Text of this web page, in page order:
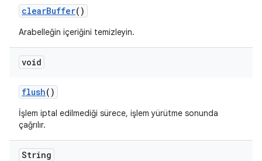
clearBuffer()
Arabelleğin içeriğini temizleyin.
void
flush()
İşlem iptal edilmediği sürece, işlem yürütme sonunda
çağrılır.
String